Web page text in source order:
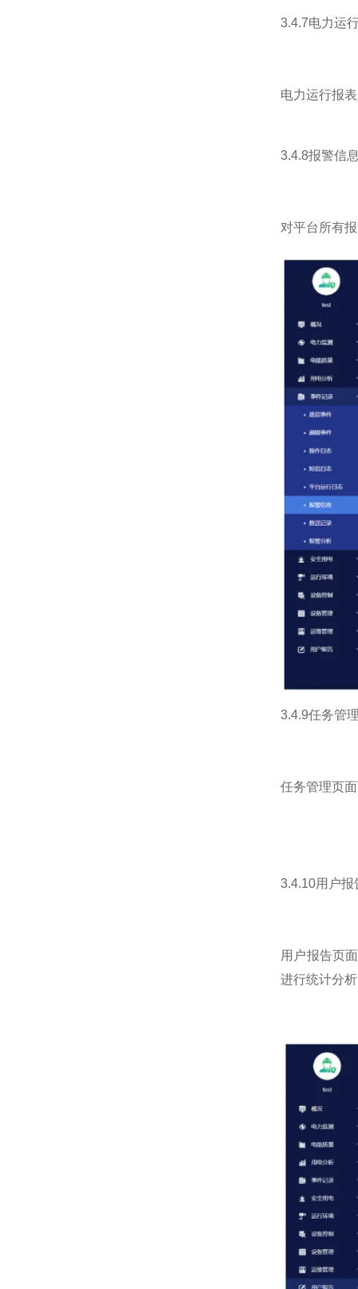
3.4.7电力运
电力运行报
3.4.8报警信
对平台所有
3.4.9任务管
任务管理页
3.4.10用户报
用户报告页
进行统计分